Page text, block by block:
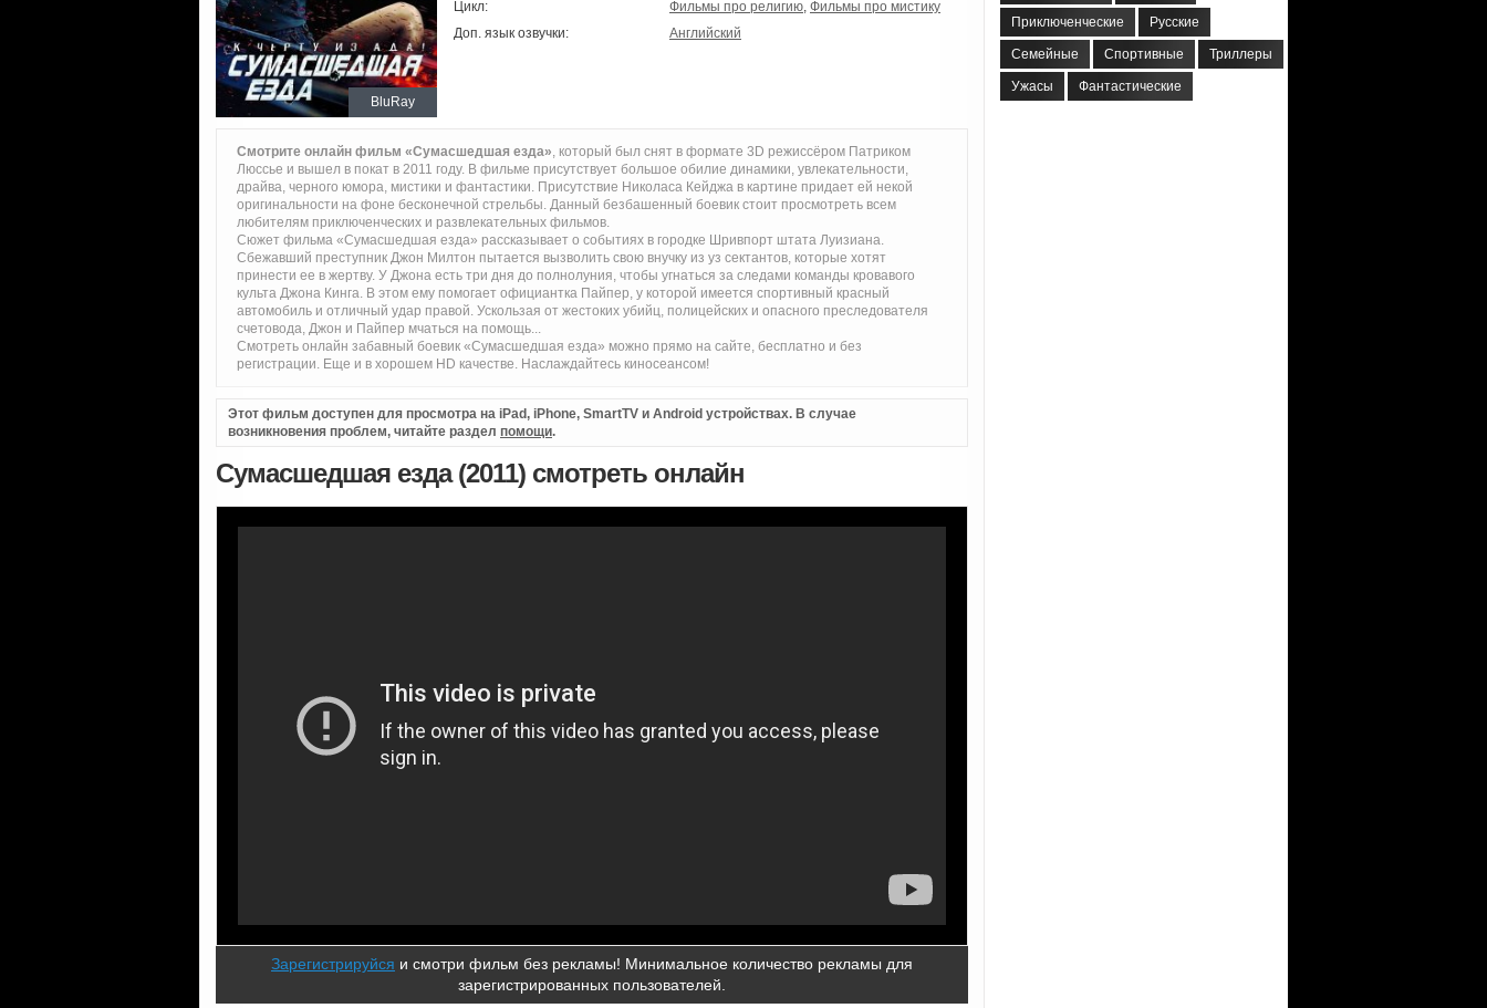
BluRay
Цикл:
Фильмы про религию, Фильмы про мистику
Доп. язык озвучки:
Английский
Смотрите онлайн фильм «Сумасшедшая езда», который был снят в формате 3D режиссёром Патриком
Люссье и вышел в покат в 2011 году. В фильме присутствует большое обилие динамики, увлекательности,
драйва, черного юмора, мистики и фантастики. Присутствие Николаса Кейджа в картине придает ей некой
оригинальности на фоне бесконечной стрельбы. Данный безбашенный боевик стоит просмотреть всем
любителям приключенческих и развлекательных фильмов.
Сюжет фильма «Сумасшедшая езда» рассказывает о событиях в городке Шривпорт штата Луизиана.
Сбежавший преступник Джон Милтон пытается вызволить свою внучку из уз сектантов, которые хотят
принести ее в жертву. У Джона есть три дня до полнолуния, чтобы угнаться за следами команды кровавого
культа Джона Кинга. В этом ему помогает официантка Пайпер, у которой имеется спортивный красный
автомобиль и отличный удар правой. Ускользая от жестоких убийц, полицейских и опасного преследователя
счетовода, Джон и Пайпер мчаться на помощь...
Смотреть онлайн забавный боевик «Сумасшедшая езда» можно прямо на сайте, бесплатно и без
регистрации. Еще и в хорошем HD качестве. Наслаждайтесь киносеансом!
Этот фильм доступен для просмотра на iPad, iPhone, SmartTV и Android устройствах. В случае
возникновения проблем, читайте раздел помощи.
Сумасшедшая езда (2011) смотреть онлайн
Зарегистрируйся и смотри фильм без рекламы! Минимальное количество рекламы для
зарегистрированных пользователей.
Приключенческие Русские
Семейные Спортивные Триллеры
Ужасы Фантастические